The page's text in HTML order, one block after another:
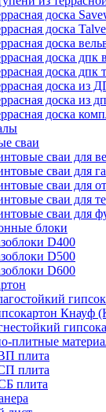
доска
доска
доска
доска дпк
доска дпк
доска из
доска из
доска
сваи
сваи для
сваи для
сваи для
сваи для
сваи для
блоки
D400
D500
D600
Кнауф
плитные
плита
плита
плита